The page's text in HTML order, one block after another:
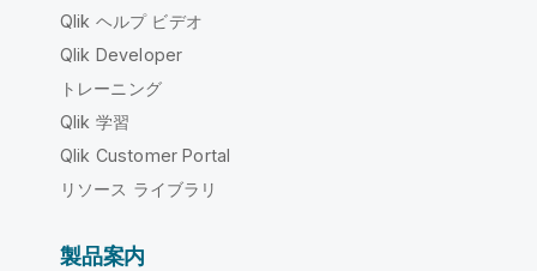
Qlik ヘルプ ビデオ
Qlik Developer
トレーニング
Qlik 学習
Qlik Customer Portal
リソース ライブラリ
製品案内